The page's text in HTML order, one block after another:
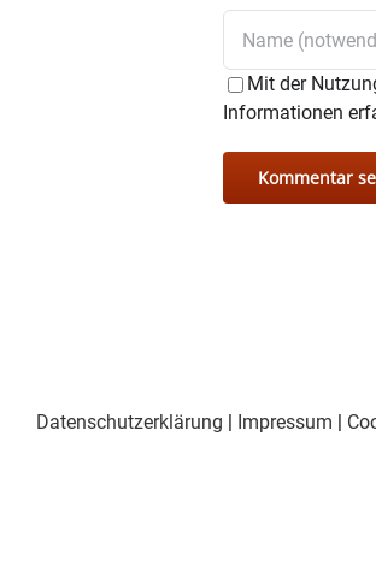
Mit der
Informationen
Datenschutzerklärung | Impressum |